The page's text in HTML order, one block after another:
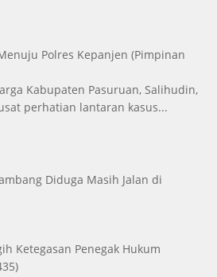
Polres Kepanjen (Pimpinan
Kabupaten Pasuruan, Salihudin,
perhatian lantaran kasus...
Diduga Masih Jalan di
Ketegasan Penegak Hukum